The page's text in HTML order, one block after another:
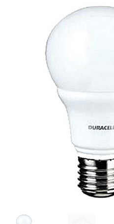
Gereedschap
Persoonlijke Verzorging
Reizen